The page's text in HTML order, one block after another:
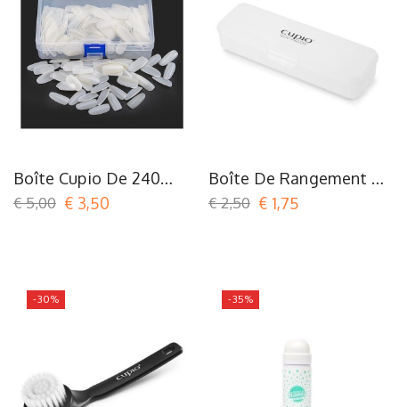
Boîte Cupio De 240
Capsules Naturelles
Pour Nail Art
€ 5,00 € 3,50
Boîte De Rangement À
Deux Niveaux
€ 2,50 € 1,75
-30% -35%